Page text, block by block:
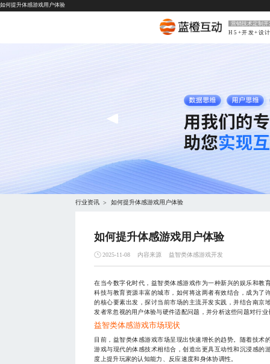
如何提升体感游戏用户体验
营销技术定制开
H5+开发+设
行业资讯 > 如何提升体感游戏用户体验
如何提升体感游戏用户体验
2025-11-08 内容来源 益智类体感游戏开发
在当今数字化时代，益智类体感游戏作为一种新兴的娱乐和教
科技与教育资源丰富的城市，如何将这两者有效结合，成为了
的核心要素出发，探讨当前市场的主流开发实践，并结合南京
发者常忽视的用户体验与硬件适配问题，并分析这些问题对行
益智类体感游戏市场现状
目前，益智类体感游戏市场呈现出快速增长的趋势。随着技术
游戏与现代的体感技术相结合，创造出更具互动性和沉浸感的
度上提升玩家的认知能力、反应速度和身体协调性。